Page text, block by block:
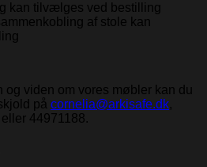
kan tilvælges ved bestilling
af stole kan
og viden om vores møbler kan du
på cornelia@arkisafe.dk,
44971188.